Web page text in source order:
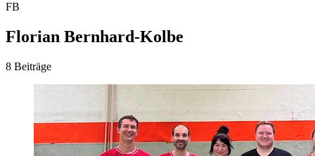
FB
Florian Bernhard-Kolbe
8 Beiträge